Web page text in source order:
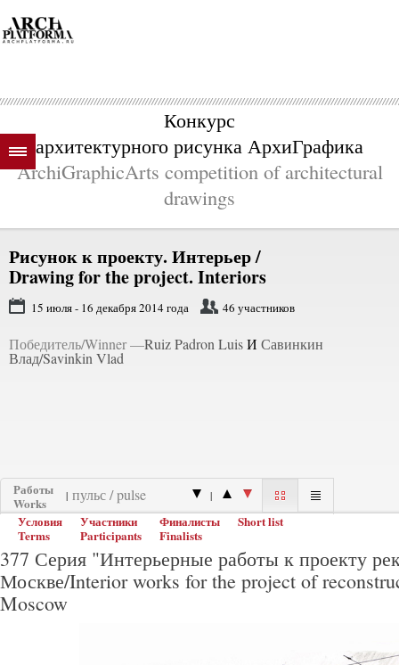
Конкурс
архитектурного рисунка АрхиГрафика
ArchiGraphicArts competition of architectural
drawings
Рисунок к проекту. Интерьер /
Drawing for the project. Interiors
15 июля - 16 декабря 2014 года 46 участников
Победитель/Winner —Ruiz Padron LuisИ Савинкин
Влад/Savinkin Vlad
Работы
Works
| |
Условия
Terms
Участники
Participants
Финалисты
Finalists
Short list
377 Серия "Интерьерные работы к проекту
Москве/Interior works for the project of
Moscow